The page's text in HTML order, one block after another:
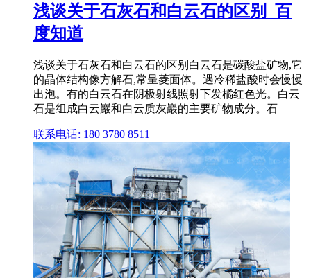
浅谈关于石灰石和白云石的区别_百
度知道
浅谈关于石灰石和白云石的区别白云石是碳酸盐矿物,它
的晶体结构像方解石,常呈菱面体。遇冷稀盐酸时会慢慢
出泡。有的白云石在阴极射线照射下发橘红色光。白云
石是组成白云巖和白云质灰巖的主要矿物成分。石
联系电话: 180 3780 8511